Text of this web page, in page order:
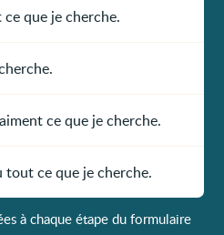
que je cherche.
ce que je cherche.
tout ce que je cherche.
à chaque étape du formulaire